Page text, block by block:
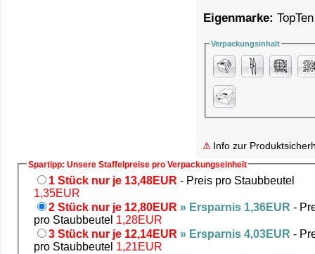
Eigenmarke: TopTen
Verpackungsinhalt
Info zur
Spartipp: Unsere Staffelpreise pro Verpackungseinheit
1 Stück nur je 13,48EUR - Preis pro Staubbeutel
1,35EUR
2 Stück nur je 12,80EUR » Ersparnis 1,36EUR -
pro Staubbeutel 1,28EUR
3 Stück nur je 12,14EUR » Ersparnis 4,03EUR -
pro Staubbeutel 1,21EUR